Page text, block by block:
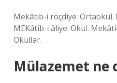
Mekâtib-i röçdiye: Ortaokul.
MEKâtib-i âliye: Okul.
Okullar.
Mülazemet ne